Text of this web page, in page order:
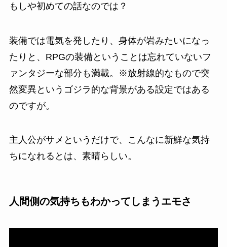
もしや初めての話なのでは？
装備では電気を発したり、身体が岩みたいになっ
たりと、RPGの装備ということは忘れていないフ
ァンタジーな部分も満載。
※放射線的なもので突
然変異というゴジラ的な背景がある設定ではある
のですが。
主人公がサメというだけで、こんなに新鮮な気持
ちになれるとは、素晴らしい。
人間側の気持ちもわかってしまうエモさ